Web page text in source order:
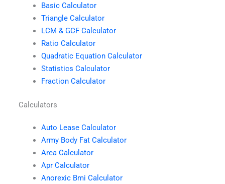
Basic Calculator
Triangle Calculator
LCM & GCF Calculator
Ratio Calculator
Quadratic Equation Calculator
Statistics Calculator
Fraction Calculator
Calculators
Auto Lease Calculator
Army Body Fat Calculator
Area Calculator
Apr Calculator
Anorexic Bmi Calculator